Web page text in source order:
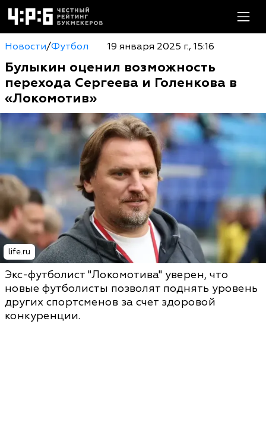
Новости/Футбол 19 января 2025 г., 15:16
Булыкин оценил возможность
перехода Сергеева и Голенкова в
«Локомотив»
life.ru
Экс-футболист "Локомотива" уверен, что
новые футболисты позволят поднять уровень
других спортсменов за счет здоровой
конкуренции.